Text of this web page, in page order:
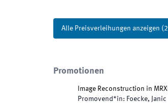
Alle Preisverleihungen anzeigen (
Promotionen
Image Reconstruction in MRXI
Promovend*in: Foecke, Janic